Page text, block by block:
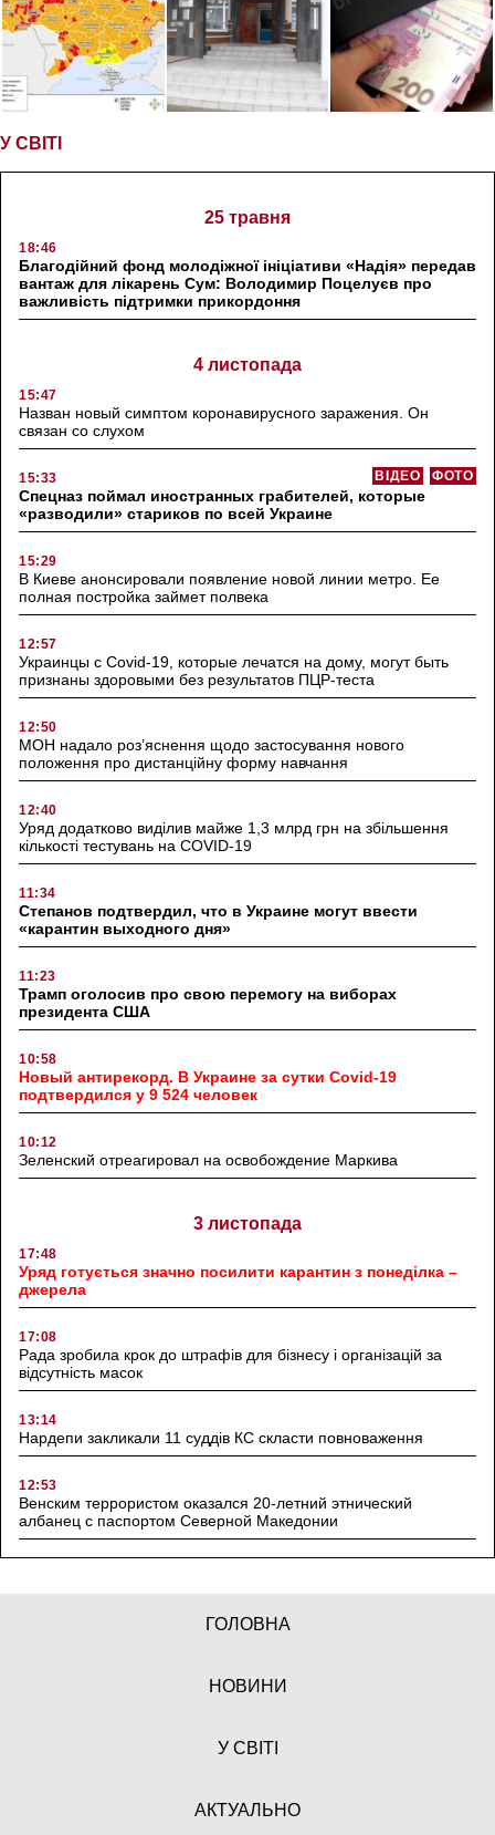
У СВІТІ
25 травня
18:46
Благодійний фонд молодіжної ініціативи «Надія» передав
вантаж для лікарень Сум: Володимир Поцелуєв про
важливість підтримки прикордоння
4 листопада
15:47
Назван новый симптом коронавирусного заражения. Он
связан со слухом
15:33 ФОТО
ВІДЕО
Спецназ поймал иностранных грабителей, которые
«разводили» стариков по всей Украине
15:29
В Киеве анонсировали появление новой линии метро. Ее
полная постройка займет полвека
12:57
Украинцы с Covid-19, которые лечатся на дому, могут быть
признаны здоровыми без результатов ПЦР-теста
12:50
МОН надало роз’яснення щодо застосування нового
положення про дистанційну форму навчання
12:40
Уряд додатково виділив майже 1,3 млрд грн на збільшення
кількості тестувань на COVID-19
11:34
Степанов подтвердил, что в Украине могут ввести
«карантин выходного дня»
11:23
Трамп оголосив про свою перемогу на виборах
президента США
10:58
Новый антирекорд. В Украине за сутки Covid-19
подтвердился у 9 524 человек
10:12
Зеленский отреагировал на освобождение Маркива
3 листопада
17:48
Уряд готується значно посилити карантин з понеділка –
джерела
17:08
Рада зробила крок до штрафів для бізнесу і організацій за
відсутність масок
13:14
Нардепи закликали 11 суддів КС скласти повноваження
12:53
Венским террористом оказался 20-летний этнический
албанец с паспортом Северной Македонии
ГОЛОВНА
НОВИНИ
У СВІТІ
АКТУАЛЬНО